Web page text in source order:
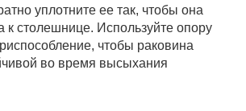
уплотните ее так, чтобы она
к столешнице. Используйте опору
чтобы раковина
во время высыхания